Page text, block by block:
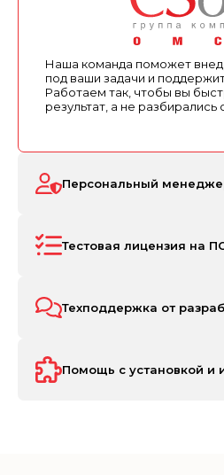
Наша команда поможет
под ваши задачи и
Работаем так, чтобы вы
результат, а не разбирались
Персональный
Тестовая лицензия на
Техподдержка от
Помощь с установкой и